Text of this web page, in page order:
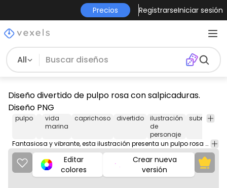
Precios RegistrarseIniciar sesión
All
Diseño divertido de pulpo rosa con salpicaduras.
Diseño PNG
pulpo
vida
marina
caprichoso divertido
ilustración
de
personaje
submarino
Fantasiosa y vibrante, esta ilustración presenta un pulpo rosa sentado sobre un palo, rodeado de divertidas salpicaduras de agua azul. El pulpo tiene ojos grandes y expresivos y una pequeña estrella en la cabeza, lo que le añade encanto. El diseño combina una divertida temática acuática con elementos coloridos, lo que lo hace perfecto para diversas aplicaciones, como ropa infantil o decoración lúdica. Su estilo suave y caricaturesco atrae tanto a niños como a adultos.
Editar
colores
Crear nueva
versión